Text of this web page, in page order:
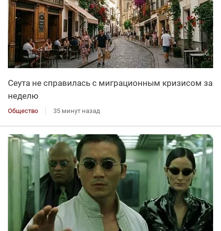
Сеута не справилась с миграционным кризисом за
неделю
Общество 35 минут назад